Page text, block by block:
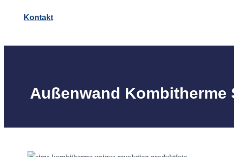
Kontakt
Außenwand Kombitherme